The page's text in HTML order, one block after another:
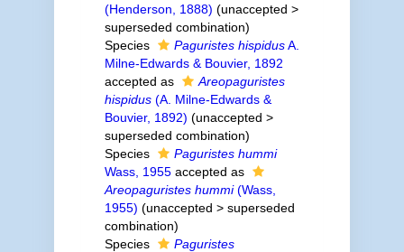
(Henderson, 1888) (unaccepted >
superseded combination)
Species
Paguristes hispidusA.
Milne-Edwards & Bouvier, 1892
accepted as
Areopaguristes
hispidus(A. Milne-Edwards &
Bouvier, 1892) (unaccepted >
superseded combination)
Species
Paguristes hummi
Wass, 1955accepted as
Areopaguristes hummi(Wass,
1955) (unaccepted > superseded
combination)
Species
Paguristes